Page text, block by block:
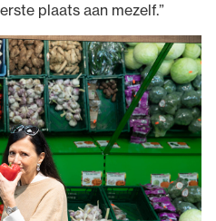
plaats aan mezelf.”